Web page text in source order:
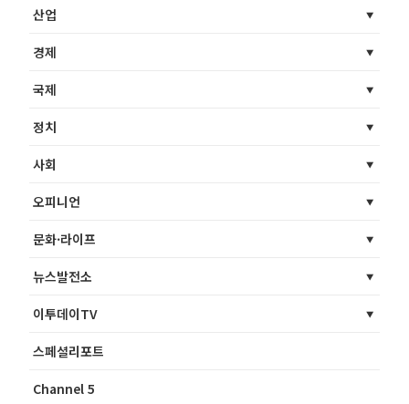
산업
경제
국제
정치
사회
오피니언
문화·라이프
뉴스발전소
이투데이TV
스페셜리포트
Channel 5